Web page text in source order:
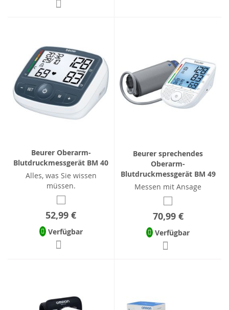
Beurer Oberarm-
Blutdruckmessgerät BM 40
Alles, was Sie wissen
müssen.
52,99 €
Verfügbar
Beurer sprechendes
Oberarm-
Blutdruckmessgerät BM 49
Messen mit Ansage
70,99 €
Verfügbar